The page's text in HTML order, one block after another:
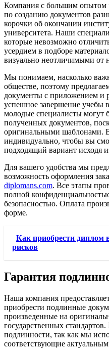
Компания с большим опытом
по созданию документов
корочки об окончании
университета. Наши
которые невозможно
усердием в подборе
визуально неотличимыми от
Мы понимаем, насколько
обществе, поэтому
документы с приложением и
успешное завершение учебы
молодые специалисты могут
полученных документов,
оригинальными шаблонами.
индивидуально, чтобы вы
подходящий вариант исходя
Для вашего удобства мы
возможность оформления
diplomans.com. Все этапы
полной
безопасностью. Оплата
форме.
Как приобрести диплом
рисков
Гарантия
Наша компания
приобрести подлинные
произведенные на
государственных
подлинности, так как мы
соответствующие